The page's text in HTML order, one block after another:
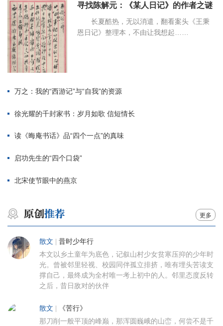
寻找陈解元：《某人日记》的作者之谜
长夏酷热，无以消遣，翻看案头《王秉
恩日记》整理本，不由让我想起……
万之：我的“西游记”与“自我”的资源
徐光耀的千封家书：岁月如歌 信短情长
读《晦庵书话》品“四个一点”的真味
启功先生的“四个口袋”
北宋使节眼中的燕京
更多
散文 昔时少年行
本文以乡土童年为底色，记叙山村少女贫寒压抑的少年时
光。曾被邻里轻视、校园同伴孤立排挤，唯有埋头苦读支
撑自己，最终成为全村唯一考上初中的人。邻里态度反转
之后，昔日敌对的伙伴
散文 《苦行》
那刀削一般平顶的峰巅，那浑圆巍峨的山峦，何尝不是千